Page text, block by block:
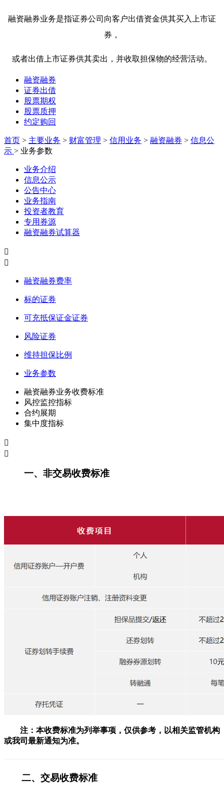
融资融券业务是指证券公司向客户出借资金供其买入上市证
券，
或者出借上市证券供其卖出，并收取担保物的经营活动。
融资融券
证券出借
股票期权
股票质押
约定购回
首页 > 主要业务 > 财富管理 > 信用业务 > 融资融券 > 信息公
示 > 业务参数
业务介绍
信息公示
公告中心
业务指南
投资者教育
专用券源
融资融券试算器
融资融券费率
标的证券
可充抵保证金证券
风险证券
维持担保比例
业务参数
融资融券业务收费标准
风控监控指标
合约展期
集中度指标
一、非交易收费标准
注：本收费标准为列举事项，仅供参考，以相关监管机构
或我司最新通知为准。
二、交易收费标准